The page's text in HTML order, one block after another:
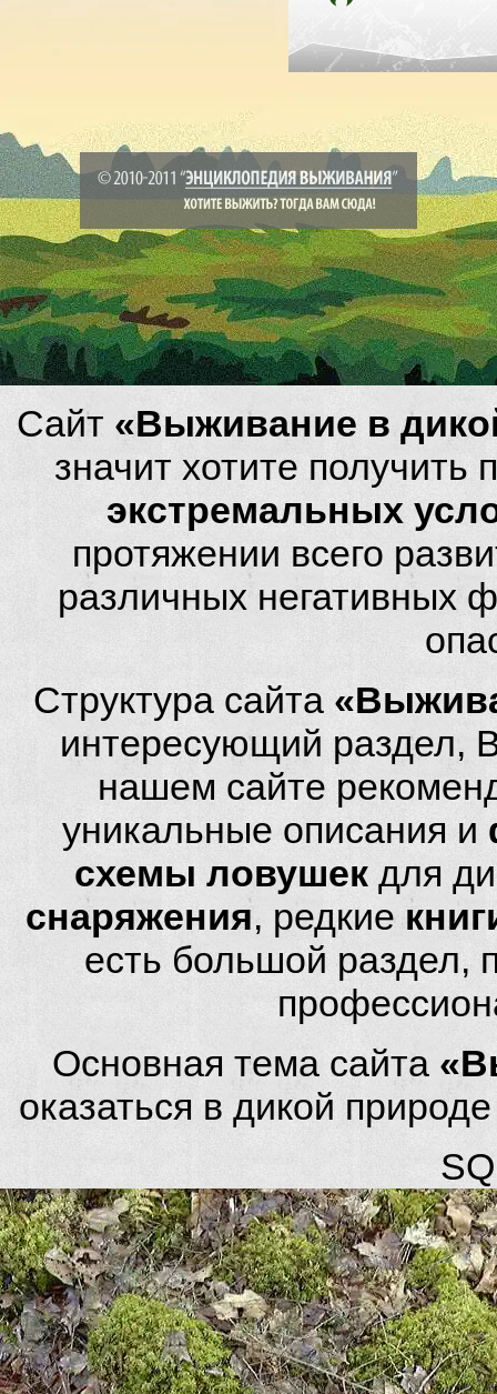
Сайт «Выживание в
значит хотите
экстремальных
протяжении всего
различных негативных
Структура сайта
интересующий раздел,
нашем сайте
уникальные описания и
схемы ловушек для
снаряжения, редкие
есть большой
Основная тема сайта
оказаться в дикой